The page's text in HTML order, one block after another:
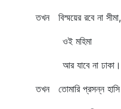
তখন বিস্ময়ের রবে না সীমা,
ওই মহিমা
আর যাবে না ঢাকা।
তখন তোমারি প্রসন্ন হাসি